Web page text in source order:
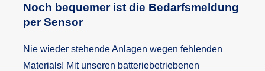
Noch bequemer ist die Bedarfsmeldung
per Sensor
Nie wieder stehende Anlagen wegen fehlenden
Materials! Mit unseren batteriebetriebenen